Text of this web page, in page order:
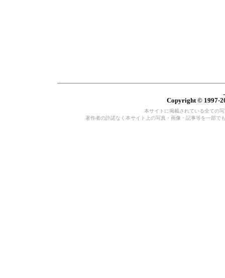
Copyright © 1997-
本サイトに掲載されている全ての
著作者の許諾なく本サイト上の写真・画像・記事等を一部で